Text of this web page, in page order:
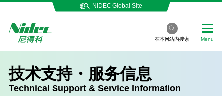
NIDEC Global Site
在本网站内搜索 Menu
技术支持・服务信息
Technical Support & Service Information